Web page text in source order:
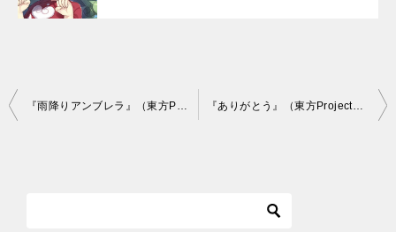
投
『ありがとう』（東方Project）の動画を楽しもう！